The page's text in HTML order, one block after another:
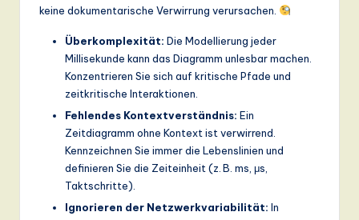
keine dokumentarische Verwirrung verursachen.
Überkomplexität: Die Modellierung jeder
Millisekunde kann das Diagramm unlesbar machen.
Konzentrieren Sie sich auf kritische Pfade und
zeitkritische Interaktionen.
Fehlendes Kontextverständnis: Ein
Zeitdiagramm ohne Kontext ist verwirrend.
Kennzeichnen Sie immer die Lebenslinien und
definieren Sie die Zeiteinheit (z. B. ms, μs,
Taktschritte).
Ignorieren der Netzwerkvariabilität: In